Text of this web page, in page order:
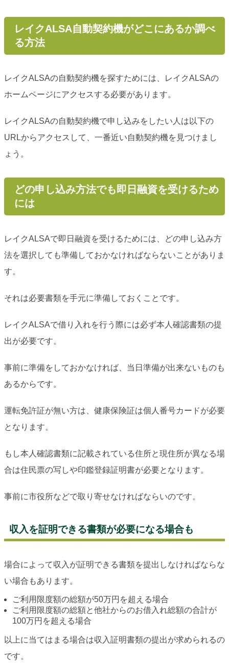
レイクALSA自動契約機がどこにあるか調べ
る方法
レイクALSAの自動契約機を探すためには、レイクALSAの
ホームページにアクセスする必要があります。
レイクALSAの自動契約機で申し込みをしたい人は以下の
URLからアクセスして、一番近い自動契約機を見つけまし
ょう。
どの申し込み方法でも即日融資を受けるため
には
レイクALSAで即日融資を受けるためには、どの申し込み方
法を選択しても準備しておかなければならないことがありま
す。
それは必要書類を手元に準備しておくことです。
レイクALSAで借り入れを行う際には必ず本人確認書類の提
出が必要です。
事前に準備をしておかなければ、当日準備が出来ないものも
あるからです。
運転免許証が無い方は、健康保険証は個人番号カードが必要
となります。
もし本人確認書類に記載されている住所と現住所が異なる場
合は住民票の写しや印鑑登録証明書が必要となります。
事前に市役所などで取り寄せなければならいのです。
収入を証明できる書類が必要になる場合も
場合によって収入が証明できる書類を提出しなければならな
い場合もあります。
ご利用限度額の総額が50万円を超える場合
ご利用限度額の総額と他社からのお借入れ総額の合計が
100万円を超える場合
以上に当てはまる場合は収入証明書類の提出が求められるの
です。